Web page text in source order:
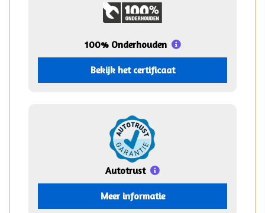
100% Onderhouden
Bekijk het certificaat
Autotrust
Meer informatie